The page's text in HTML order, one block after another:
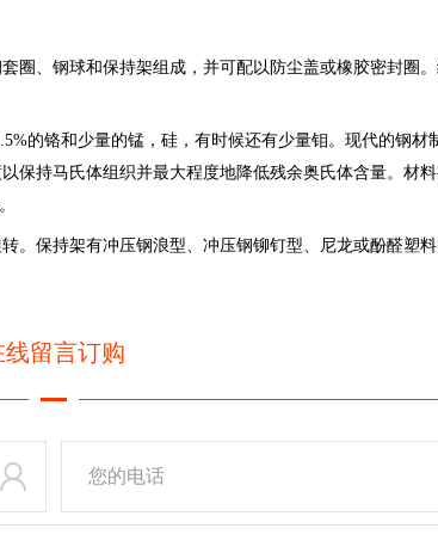
、钢球和保持架组成，并可配以防尘盖或橡胶密封圈。
的铬和少量的锰，硅，有时候还有少量钼。现代的钢材
保持马氏体组织并最大程度地降低残余奥氏体含量。材
。保持架有冲压钢浪型、冲压钢铆钉型、尼龙或酚醛塑
线留言订购